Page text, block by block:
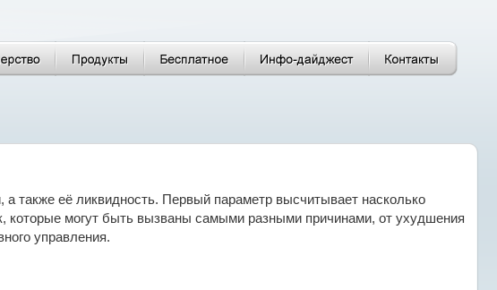
а также её ликвидность. Первый параметр высчитывает насколько
которые могут быть вызваны самыми разными причинами, от ухудшения
управления.